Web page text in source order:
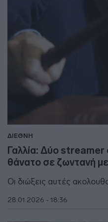
ΔΙΕΘΝΗ
Γαλλία: Δύο streamer
θάνατο σε ζωντανή
Οι διώξεις αυτές
28.01.2026 - 18:36